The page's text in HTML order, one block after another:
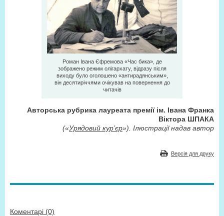
Роман Івана Єфремова «Час бика», де
зображено режим олігархату, відразу після
виходу було оголошено «антирадянським»,
він десятиріччями очікував на повернення до
читачів
Авторська рубрика лауреата премії ім. Івана Франка
Віктора ШПАКА
(«Урядовий кур’єр»). Ілюстрації надав автор
Версія для друку
Коментарі (0)